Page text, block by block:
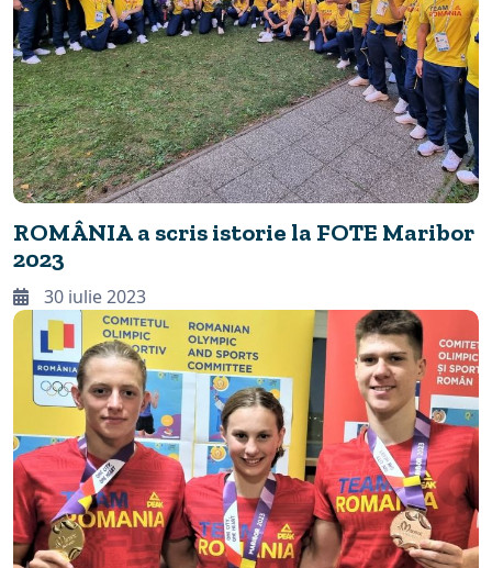
ROMÂNIA a scris istorie la FOTE Maribor
2023
30 iulie 2023